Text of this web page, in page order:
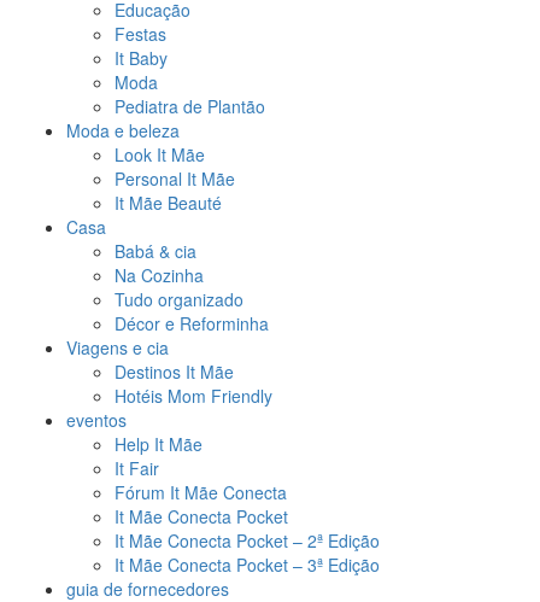
Educação
Festas
It Baby
Moda
Pediatra de Plantão
Moda e beleza
Look It Mãe
Personal It Mãe
It Mãe Beauté
Casa
Babá & cia
Na Cozinha
Tudo organizado
Décor e Reforminha
Viagens e cia
Destinos It Mãe
Hotéis Mom Friendly
eventos
Help It Mãe
It Fair
Fórum It Mãe Conecta
It Mãe Conecta Pocket
It Mãe Conecta Pocket – 2ª Edição
It Mãe Conecta Pocket – 3ª Edição
guia de fornecedores